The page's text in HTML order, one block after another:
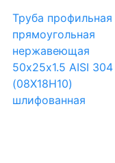
Труба профильная
прямоугольная
нержавеющая
50х25х1.5 AISI 304
(08Х18Н10)
шлифованная